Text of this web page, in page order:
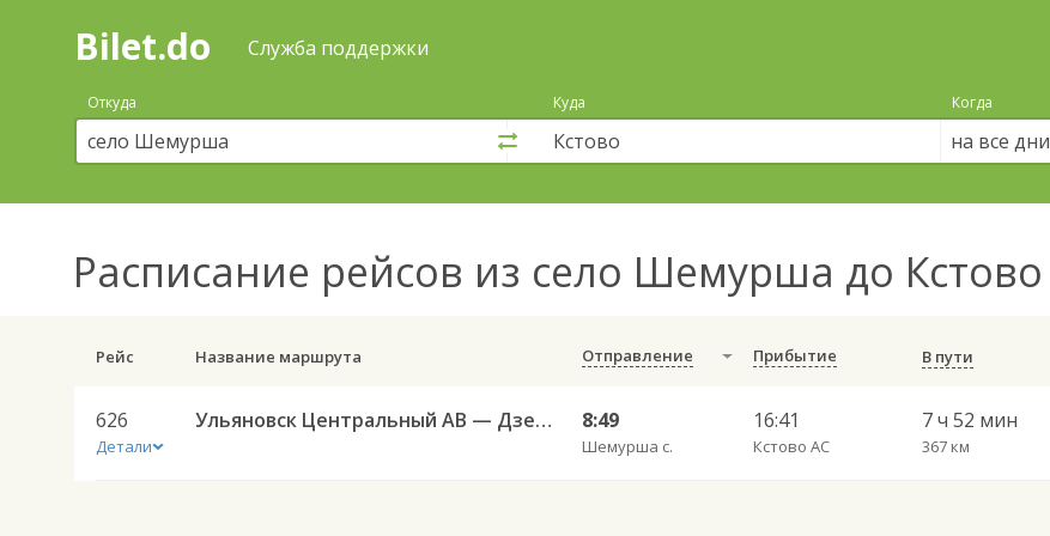
Поиск
покупка
билетов
автобус
онлайн
Bilet.do Служба поддержки
Откуда Куда Когда
на все дни
Расписание рейсов из село Шемурша до Кстово
Рейс Название маршрута Отправление Прибытие В пути
626
Детали
Ульяновск Центральный АВ — Дзержинск АВ 626 8:49
Шемурша с.
16:41
Кстово АС
7 ч 52 мин
367 км